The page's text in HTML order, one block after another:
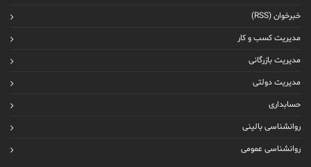
خبرخوان (RSS)
مدیریت کسب و کار
مدیریت بازرگانی
مدیریت دولتی
حسابداری
روانشناسی بالینی
روانشناسی عمومی